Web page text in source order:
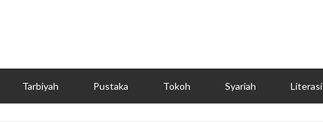
Tarbiyah Pustaka Tokoh Syariah Literasi